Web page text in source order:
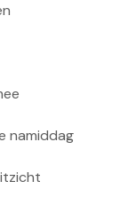
namiddag